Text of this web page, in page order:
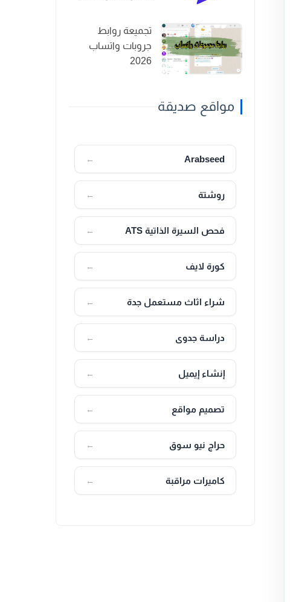
تجميعة روابط
جروبات واتساب
2026
مواقع صديقة
Arabseed
←
روشتة ←
فحص السيرة الذاتية ATS ←
كورة لايف ←
شراء اثاث مستعمل جدة ←
دراسة جدوى ←
إنشاء إيميل ←
تصميم مواقع ←
حراج نيو سوق ←
كاميرات مراقبة ←